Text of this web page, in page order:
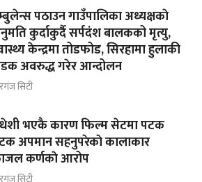
पठाउन गाउँपालिका अध्यक्षकाे
कुर्दाकुर्दै सर्पदंश बालकको मृत्यु,
केन्द्रमा तोडफोड, सिरहामा हुलाकी
अवरुद्ध गरेर आन्दोलन
सिटी
भएकै कारण फिल्म सेटमा पटक
अपमान सहनुपरेकाे कालाकार
कर्णकाे आरोप
सिटी